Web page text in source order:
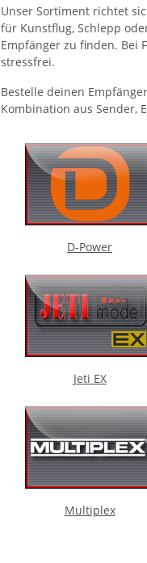
Unser Sortiment richtet
für Kunstflug, Schlepp
Empfänger zu finden. Bei
stressfrei.
Bestelle deinen
Kombination aus Sender,
D-Power
Jeti EX
Multiplex